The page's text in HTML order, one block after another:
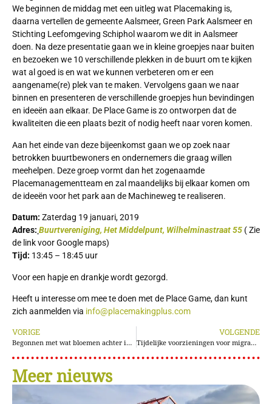
We beginnen de middag met een uitleg wat Placemaking is,
daarna vertellen de gemeente Aalsmeer, Green Park Aalsmeer en
Stichting Leefomgeving Schiphol waarom we dit in Aalsmeer
doen. Na deze presentatie gaan we in kleine groepjes naar buiten
en bezoeken we 10 verschillende plekken in de buurt om te kijken
wat al goed is en wat we kunnen verbeteren om er een
aangename(re) plek van te maken. Vervolgens gaan we naar
binnen en presenteren de verschillende groepjes hun bevindingen
en ideeën aan elkaar. De Place Game is zo ontworpen dat de
kwaliteiten die een plaats bezit of nodig heeft naar voren komen.
Aan het einde van deze bijeenkomst gaan we op zoek naar
betrokken buurtbewoners en ondernemers die graag willen
meehelpen. Deze groep vormt dan het zogenaamde
Placemanagementteam en zal maandelijks bij elkaar komen om
de ideeën voor het park aan de Machineweg te realiseren.
Datum: Zaterdag 19 januari, 2019
Adres: Buurtvereniging, Het Middelpunt, Wilhelminastraat 55 ( Zie
de link voor Google maps)
Tijd: 13:45 – 18:45 uur
Voor een hapje en drankje wordt gezorgd.
Heeft u interesse om mee te doen met de Place Game, dan kunt
zich aanmelden via info@placemakingplus.com
VORIGE
Begonnen met wat bloemen achter in de auto….
VOLGENDE
Tijdelijke voorzieningen voor migrantenlogies op Green Park Aalsmeer
Meer nieuws